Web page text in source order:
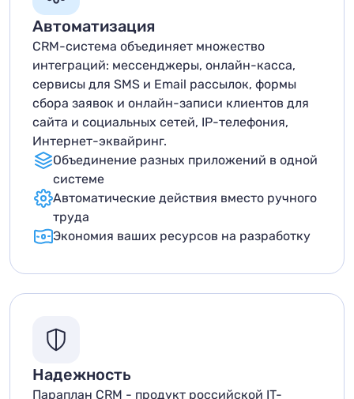
Автоматизация
CRM-система объединяет множество
интеграций: мессенджеры, онлайн-касса,
сервисы для SMS и Email рассылок, формы
сбора заявок и онлайн-записи клиентов для
сайта и социальных сетей, IP-телефония,
Интернет-эквайринг.
Объединение разных приложений в одной
системе
Автоматические действия вместо ручного
труда
Экономия ваших ресурсов на разработку
Надежность
Параплан CRM - продукт российской IT-